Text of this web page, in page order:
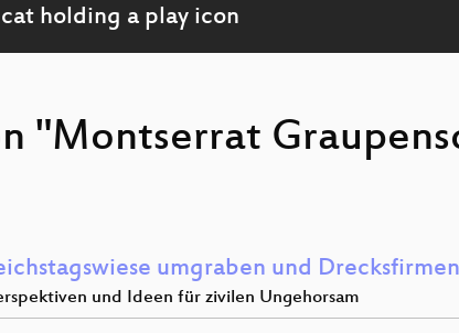
"Montserrat
umgraben und
und Ideen für zivilen Ungehorsam